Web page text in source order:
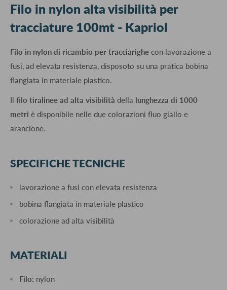
Filo in nylon alta visibilità per
tracciature 100mt - Kapriol
Filo in nylon di ricambio per tracciarighe con lavorazione a
fusi, ad elevata resistenza, disposoto su una pratica bobina
flangiata in materiale plastico.
Il filo tiralinee ad alta visibilità della lunghezza di 1000
metri è disponibile nelle due colorazioni fluo giallo e
arancione.
SPECIFICHE TECNICHE
lavorazione a fusi con elevata resistenza
bobina flangiata in materiale plastico
colorazione ad alta visibilità
MATERIALI
Filo: nylon